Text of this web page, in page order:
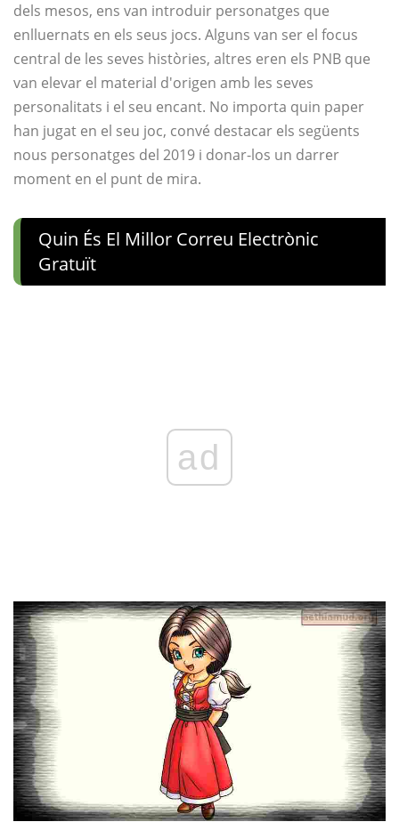
dels mesos, ens van introduir personatges que
enlluernats en els seus jocs. Alguns van ser el focus
central de les seves històries, altres eren els PNB que
van elevar el material d'origen amb les seves
personalitats i el seu encant. No importa quin paper
han jugat en el seu joc, convé destacar els següents
nous personatges del 2019 i donar-los un darrer
moment en el punt de mira.
Quin És El Millor Correu Electrònic
Gratuït
ad